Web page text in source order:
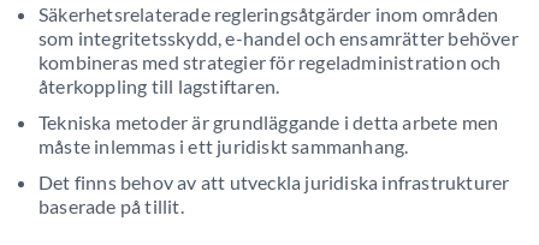
Säkerhetsrelaterade regleringsåtgärder inom områden
som integritetsskydd, e-handel och ensamrätter behöver
kombineras med strategier för regeladministration och
återkoppling till lagstiftaren.
Tekniska metoder är grundläggande i detta arbete men
måste inlemmas i ett juridiskt sammanhang.
Det finns behov av att utveckla juridiska infrastrukturer
baserade på tillit.